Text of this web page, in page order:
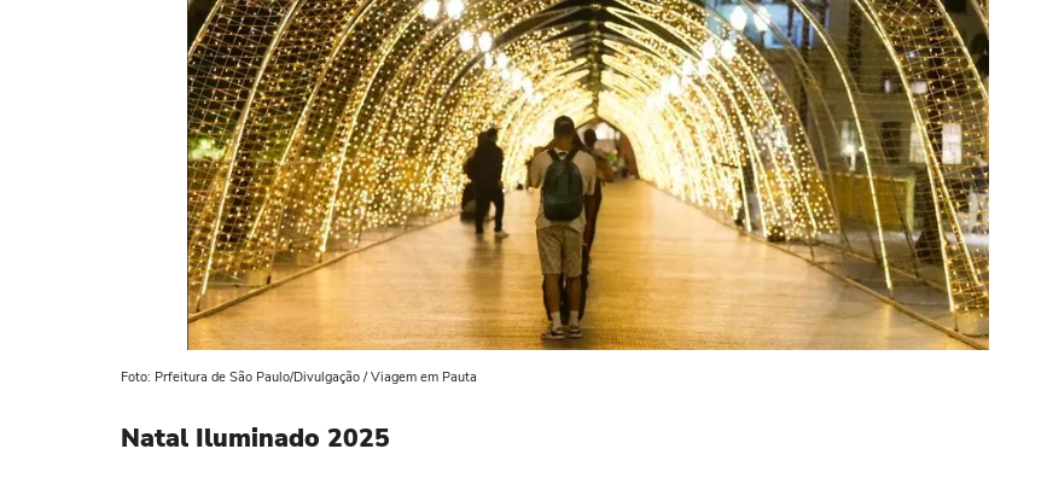
Foto: Prfeitura de São Paulo/Divulgação / Viagem em Pauta
Natal Iluminado 2025